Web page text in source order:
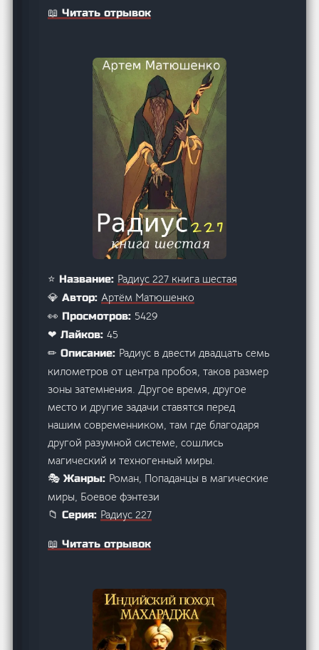
📖 Читать отрывок
⭐ Название: Радиус 227 книга шестая
💎 Автор:Артём Матюшенко
👀 Просмотров: 5429
❤ Лайков:45
✏ Описание: Радиус в двести двадцать семь
километров от центра пробоя, таков размер
зоны затемнения. Другое время, другое
место и другие задачи ставятся перед
нашим современником, там где благодаря
другой разумной системе, сошлись
магический и техногенный миры.
🎭 Жанры: Роман, Попаданцы в магические
миры, Боевое фэнтези
📁 Серия: Радиус 227
📖 Читать отрывок